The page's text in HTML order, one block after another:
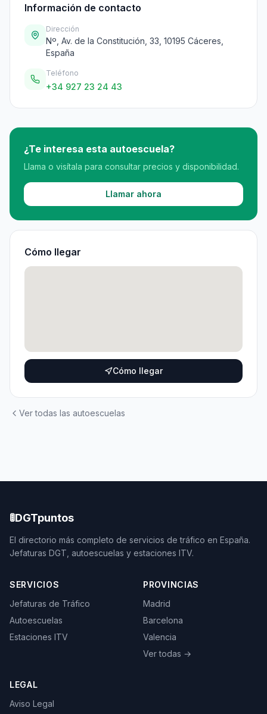
Información de contacto
Dirección
Nº, Av. de la Constitución, 33, 10195 Cáceres,
España
Teléfono
+34 927 23 24 43
¿Te interesa esta autoescuela?
Llama o visítala para consultar precios y disponibilidad.
Llamar ahora
Cómo llegar
Cómo llegar
Ver todas las autoescuelas
🚦DGTpuntos
El directorio más completo de servicios de tráfico en España.
Jefaturas DGT, autoescuelas y estaciones ITV.
SERVICIOS
Jefaturas de Tráfico
Autoescuelas
Estaciones ITV
PROVINCIAS
Madrid
Barcelona
Valencia
Ver todas →
LEGAL
Aviso Legal